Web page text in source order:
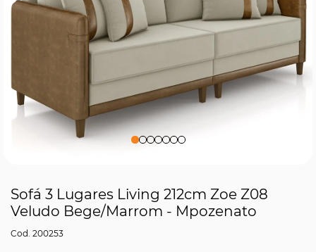
Sofá 3 Lugares Living 212cm Zoe Z08
Veludo Bege/Marrom - Mpozenato
200253